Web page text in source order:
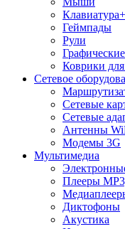
Геймпады
Рули
Коврики
Сетевое
Сетевые
Сетевые
Антенны
Модемы 3G
Мультимедиа
Плееры
Диктофоны
Акустика